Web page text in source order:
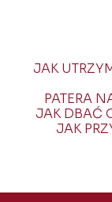
JAK
PATERA
JAK DBAĆ
JAK